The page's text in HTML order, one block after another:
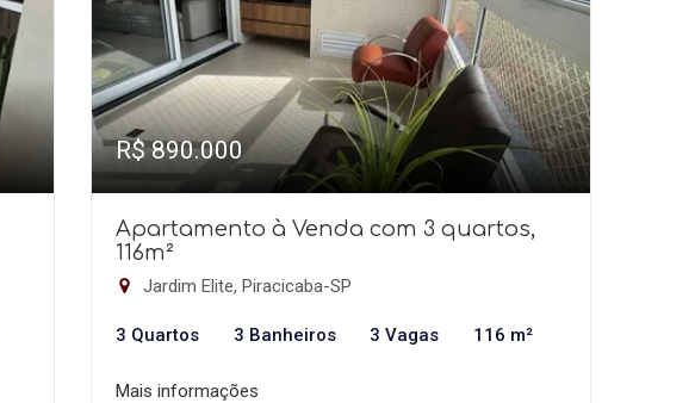
R$ 890.000
Apartamento à Venda com 3 quartos,
116m²
Jardim Elite, Piracicaba-SP
3 Quartos 3 Banheiros 3 Vagas 116 m²
Mais informações